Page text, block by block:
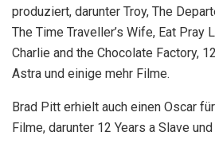
produziert, darunter Troy, The
The Time Traveller’s Wife, Eat Pray
Charlie and the Chocolate Factory,
Astra und einige mehr Filme.
Brad Pitt erhielt auch einen Oscar
Filme, darunter 12 Years a Slave